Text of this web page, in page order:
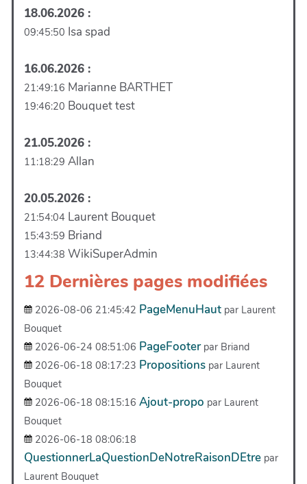
18.06.2026 :
09:45:50 Isa spad
16.06.2026 :
21:49:16 Marianne BARTHET
19:46:20 Bouquet test
21.05.2026 :
11:18:29 Allan
20.05.2026 :
21:54:04 Laurent Bouquet
15:43:59 Briand
13:44:38 WikiSuperAdmin
12 Dernières pages modifiées
2026-08-06 21:45:42 PageMenuHaut par Laurent
Bouquet
2026-06-24 08:51:06 PageFooter par Briand
2026-06-18 08:17:23 Propositions par Laurent
Bouquet
2026-06-18 08:15:16 Ajout-propo par Laurent
Bouquet
2026-06-18 08:06:18
QuestionnerLaQuestionDeNotreRaisonDEtre par
Laurent Bouquet